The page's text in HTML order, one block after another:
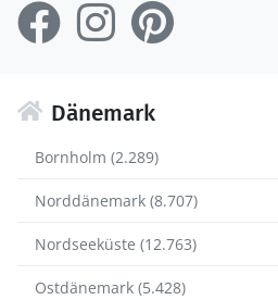
Dänemark
Bornholm (2.289)
Norddänemark (8.707)
Nordseeküste (12.763)
Ostdänemark (5.428)